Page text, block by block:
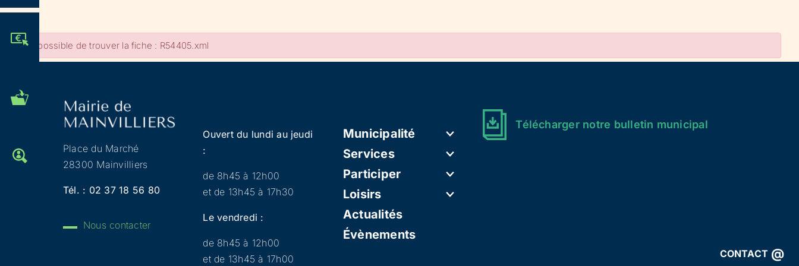
ADMINISTRATIVES
OFFRES D'EMPLOI
CONTACT @
Impossible de trouver la fiche : R54405.xml
Place du Marché
28300 Mainvilliers
Tél. : 02 37 18 56 80
Nous contacter
Ouvert du lundi au jeudi
:
de 8h45 à 12h00
et de 13h45 à 17h30
Le vendredi :
de 8h45 à 12h00
et de 13h45 à 17h00
Municipalité
Services
Participer
Loisirs
Actualités
Évènements
Télécharger notre bulletin municipal